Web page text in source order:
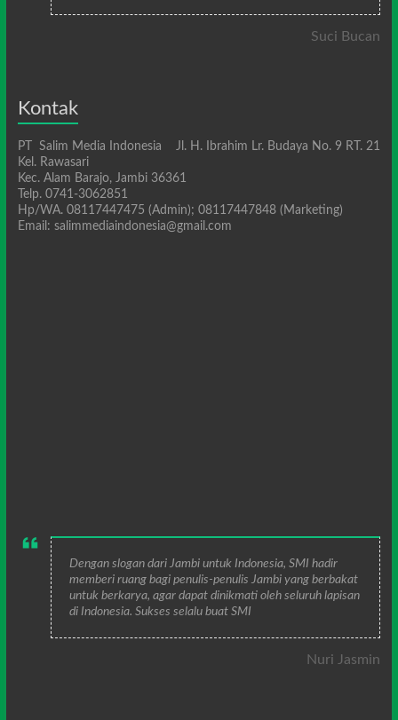
Suci Bucan
Kontak
PT Salim Media Indonesia Jl. H. Ibrahim Lr. Budaya No. 9 RT. 21
Kel. Rawasari
Kec. Alam Barajo, Jambi 36361
Telp. 0741-3062851
Hp/WA. 08117447475 (Admin); 08117447848 (Marketing)
Email: salimmediaindonesia@gmail.com
Dengan slogan dari Jambi untuk Indonesia, SMI hadir
memberi ruang bagi penulis-penulis Jambi yang berbakat
untuk berkarya, agar dapat dinikmati oleh seluruh lapisan
di Indonesia. Sukses selalu buat SMI
Nuri Jasmin